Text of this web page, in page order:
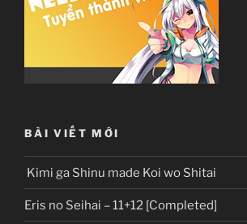
BÀI VIẾT MỚI
Kimi ga Shinu made Koi wo Shitai
Eris no Seihai – 11+12 [Completed]